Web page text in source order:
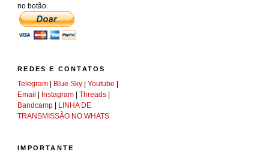
no botão.
REDES E CONTATOS
Telegram | Blue Sky |Youtube |
Email | Instagram |Threads |
Bandcamp | LINHA DE
TRANSMISSÃO NO WHATS
IMPORTANTE